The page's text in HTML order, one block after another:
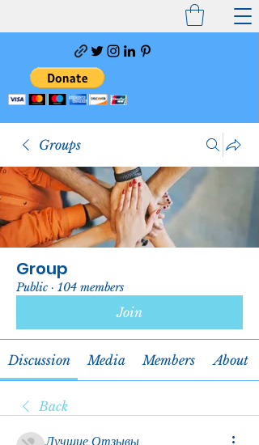
Groups
Group
Public · 104 members
Join
Discussion Media Members About
Back
Лучшие Отзывы